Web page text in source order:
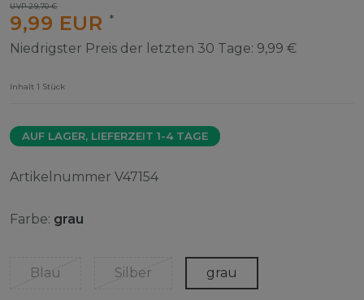
UVP 29,70 €
9,99 EUR *
Niedrigster Preis der letzten 30 Tage: 9,99 €
Inhalt 1 Stück
AUF LAGER, LIEFERZEIT 1-4 TAGE
Artikelnummer V47154
Farbe: grau
Blau Silber grau